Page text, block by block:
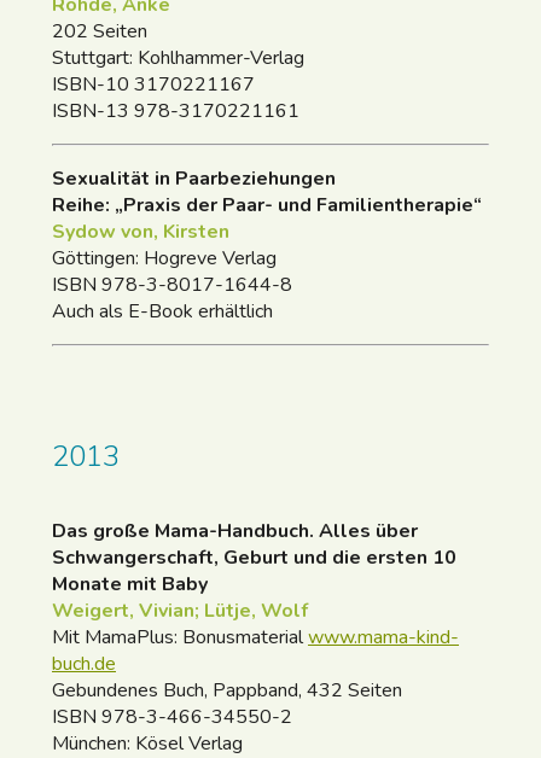
202 Seiten
Stuttgart: Kohlhammer-Verlag
ISBN-10 3170221167
ISBN-13 978-3170221161
Sexualität in Paarbeziehungen
Reihe: „Praxis der Paar- und Familientherapie“
Sydow von, Kirsten
Göttingen: Hogreve Verlag
ISBN 978-3-8017-1644-8
Auch als E-Book erhältlich
2013
Das große Mama-Handbuch. Alles über
Schwangerschaft, Geburt und die ersten 10
Monate mit Baby
Weigert, Vivian; Lütje, Wolf
Mit MamaPlus: Bonusmaterialwww.mama-kind-
buch.de
Gebundenes Buch, Pappband, 432 Seiten
ISBN 978-3-466-34550-2
München: Kösel Verlag